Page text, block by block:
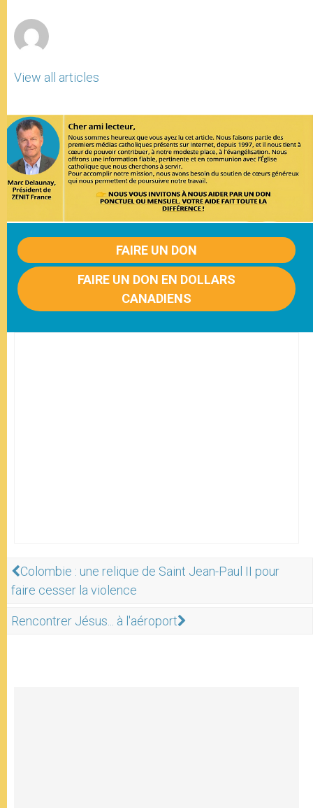
View all articles
FAIRE UN DON
FAIRE UN DON EN DOLLARS
CANADIENS
Colombie : une relique de Saint Jean-Paul II pour
faire cesser la violence
Rencontrer Jésus... à l'aéroport